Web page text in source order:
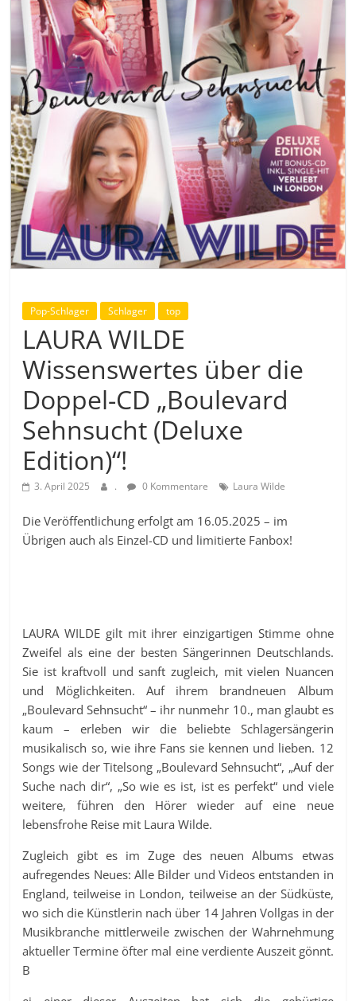
Pop-Schlager Schlager top
LAURA WILDE
Wissenswertes über die
Doppel-CD „Boulevard
Sehnsucht (Deluxe
Edition)“!
3. April 2025 . 0 Kommentare Laura Wilde
Die Veröffentlichung erfolgt am 16.05.2025 – im
Übrigen auch als Einzel-CD und limitierte Fanbox!
LAURA WILDE gilt mit ihrer einzigartigen Stimme ohne
Zweifel als eine der besten Sängerinnen Deutschlands.
Sie ist kraftvoll und sanft zugleich, mit vielen Nuancen
und Möglichkeiten. Auf ihrem brandneuen Album
„Boulevard Sehnsucht“ – ihr nunmehr 10., man glaubt es
kaum – erleben wir die beliebte Schlagersängerin
musikalisch so, wie ihre Fans sie kennen und lieben. 12
Songs wie der Titelsong „Boulevard Sehnsucht“, „Auf der
Suche nach dir“, „So wie es ist, ist es perfekt“ und viele
weitere, führen den Hörer wieder auf eine neue
lebensfrohe Reise mit Laura Wilde.
Zugleich gibt es im Zuge des neuen Albums etwas
aufregendes Neues: Alle Bilder und Videos entstanden in
England, teilweise in London, teilweise an der Südküste,
wo sich die Künstlerin nach über 14 Jahren Vollgas in der
Musikbranche mittlerweile zwischen der Wahrnehmung
aktueller Termine öfter mal eine verdiente Auszeit gönnt.
B